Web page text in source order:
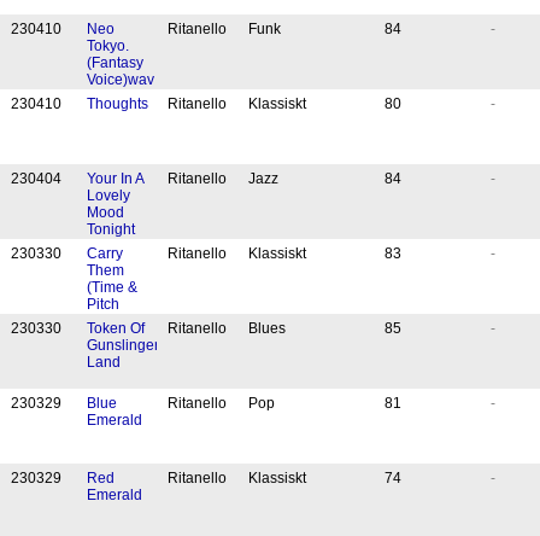
230410
Neo
Tokyo.
(Fantasy
Voice)wav
Ritanello Funk 84 -
230410 Thoughts Ritanello Klassiskt 80 -
230404
Your In A
Lovely
Mood
Tonight
Ritanello Jazz 84 -
230330
Carry
Them
(Time &
Pitch
study II)
Ritanello Klassiskt 83 -
230330
Token Of
Gunslinger
Land
Ritanello Blues 85 -
230329
Blue
Emerald
Ritanello Pop 81 -
230329
Red
Emerald
Ritanello Klassiskt 74 -